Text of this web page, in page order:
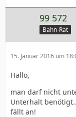
99 572
Bahn-Rat
15. Januar 2016 um
Hallo,
man darf nicht
Unterhalt
fällt an!